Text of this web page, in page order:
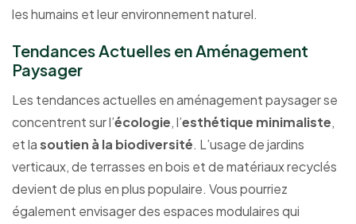
les humains et leur environnement naturel.
Tendances Actuelles en Aménagement
Paysager
Les tendances actuelles en aménagement paysager se
concentrent sur l’écologie, l’esthétique minimaliste,
et lasoutien à la biodiversité. L’usage de jardins
verticaux, de terrasses en bois et de matériaux recyclés
devient de plus en plus populaire. Vous pourriez
également envisager des espaces modulaires qui